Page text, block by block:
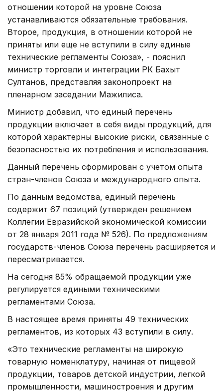
отношении которой на уровне Союза
устанавливаются обязательные требования.
Второе, продукция, в отношении которой не
приняты или еще не вступили в силу единые
технические регламенты Союза», - пояснил
министр торговли и интеграции РК Бахыт
Султанов, представляя законопроект на
пленарном заседании Мажилиса.
Министр добавил, что единый перечень
продукции включает в себя виды продукций, для
которой характерны высокие риски, связанные с
безопасностью их потребления и использования.
Данный перечень сформирован с учетом опыта
стран-членов Союза и международного опыта.
По данным ведомства, единый перечень
содержит 67 позиций (утвержден решением
Коллегии Евразийской экономической комиссии
от 28 января 2011 года № 526). По предложениям
государств-членов Союза перечень расширяется и
пересматривается.
На сегодня 85% обращаемой продукции уже
регулируется едиными техническими
регламентами Союза.
В настоящее время приняты 49 технических
регламентов, из которых 43 вступили в силу.
«Это технические регламенты на широкую
товарную номенклатуру, начиная от пищевой
продукции, товаров детской индустрии, легкой
промышленности, машиностроения и другим